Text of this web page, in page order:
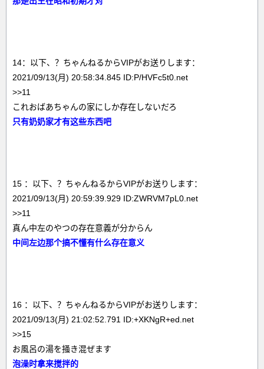
14：以下、？ちゃんねるからVIPがお送りします：
2021/09/13(月) 20:58:34.845 ID:P/HVFc5t0.net
>>11
これおばあちゃんの家にしか存在しないだろ
只有奶奶家才有这些东西吧
15 ：以下、？ちゃんねるからVIPがお送りします：
2021/09/13(月) 20:59:39.929 ID:ZWRVM7pL0.net
>>11
真ん中左のやつの存在意義が分からん
中间左边那个搞不懂有什么存在意义
16 ：以下、？ちゃんねるからVIPがお送りします：
2021/09/13(月) 21:02:52.791 ID:+XKNgR+ed.net
>>15
お風呂の湯を掻き混ぜます
泡澡时拿来搅拌的